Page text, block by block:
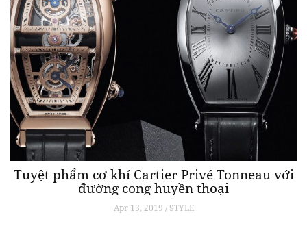
Tuyệt phẩm cơ khí Cartier Privé Tonneau với
đường cong huyền thoại
Apr 13, 2019 / STYLE